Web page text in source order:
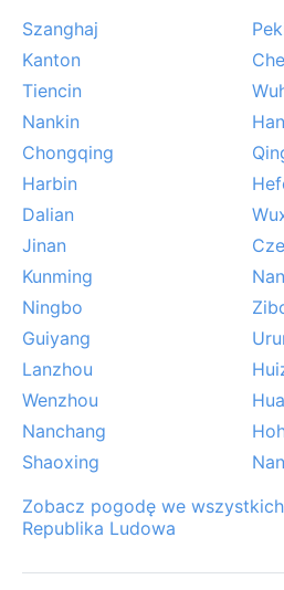
prowadzą do gęstej mgły w
suchości, lokalne ulewy potrafią
gwałtownymi spływami
huraganów ani monsunów, ale
skwar nadają rytm codzienności.
Szanghaj
Kanton
Tiencin
Nankin
Chongqing
Harbin
Dalian
Jinan
Kunming
Ningbo
Guiyang
Lanzhou
Wenzhou
Nanchang
Shaoxing
Zobacz pogodę we
Republika Ludowa